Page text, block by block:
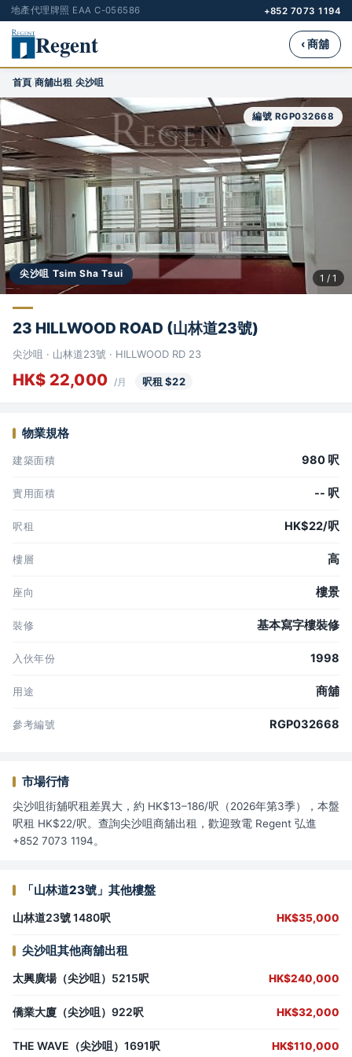
地產代理牌照 EAA C-056586 +852 7073 1194
Regent ‹ 商舖
首頁›商舖出租›尖沙咀
尖沙咀 Tsim Sha Tsui
編號 RGP032668
1 / 1
23 HILLWOOD ROAD (山林道23號)
尖沙咀 · 山林道23號 · HILLWOOD RD 23
HK$ 22,000 /月 呎租 $22
物業規格
建築面積 980 呎
實用面積 -- 呎
呎租 HK$22/呎
樓層 高
座向 樓景
裝修 基本寫字樓裝修
入伙年份 1998
用途 商舖
參考編號 RGP032668
市場行情
尖沙咀街舖呎租差異大，約 HK$13–186/呎（2026年第3季），本盤
呎租 HK$22/呎。查詢尖沙咀商舖出租，歡迎致電 Regent 弘進
+852 7073 1194。
「山林道23號」其他樓盤
山林道23號 1480呎 HK$35,000
尖沙咀其他商舖出租
太興廣場（尖沙咀）5215呎 HK$240,000
僑業大廈（尖沙咀）922呎 HK$32,000
THE WAVE（尖沙咀）1691呎 HK$110,000